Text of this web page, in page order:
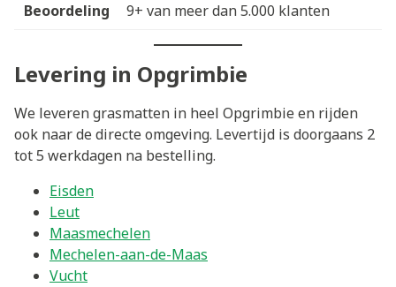
Beoordeling
9+ van meer dan 5.000 klanten
Levering in Opgrimbie
We leveren grasmatten in heel Opgrimbie en rijden
ook naar de directe omgeving. Levertijd is doorgaans 2
tot 5 werkdagen na bestelling.
Eisden
Leut
Maasmechelen
Mechelen-aan-de-Maas
Vucht